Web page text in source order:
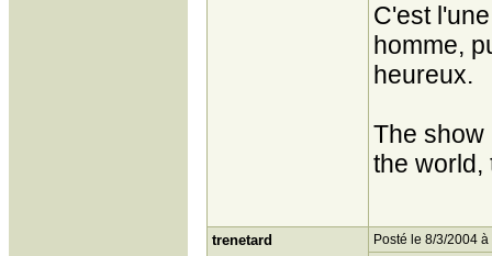
C'est
homme,
heureux.
The show
the world,
trenetard Posté le 8/3/2004